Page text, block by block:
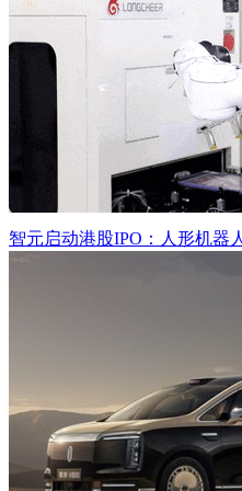
智元启动港股IPO：人形机器